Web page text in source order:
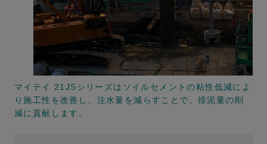
マイテイ 21JSシリーズはソイルセメントの粘性低減によ
り施工性を改善し、注水量を減らすことで、排泥量の削
減に貢献します。